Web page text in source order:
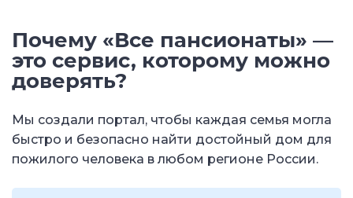
Почему «Все пансионаты» —
это сервис, которому можно
доверять?
Мы создали портал, чтобы каждая семья могла
быстро и безопасно найти достойный дом для
пожилого человека в любом регионе России.